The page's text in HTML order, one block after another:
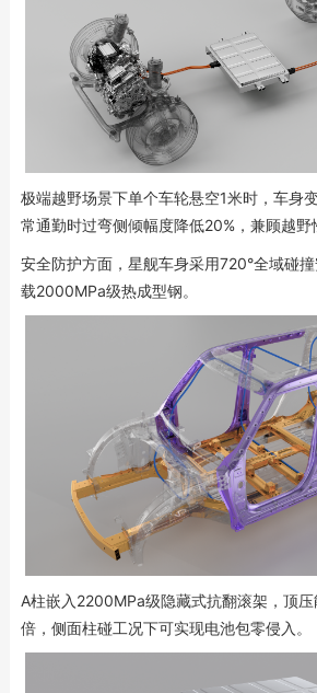
极端越野场景下单个车轮悬空1米时，车身
常通勤时过弯侧倾幅度降低20%，兼顾越野
安全防护方面，星舰车身采用720°全域碰
载2000MPa级热成型钢。
A柱嵌入2200MPa级隐藏式抗翻滚架，顶
倍，侧面柱碰工况下可实现电池包零侵入。